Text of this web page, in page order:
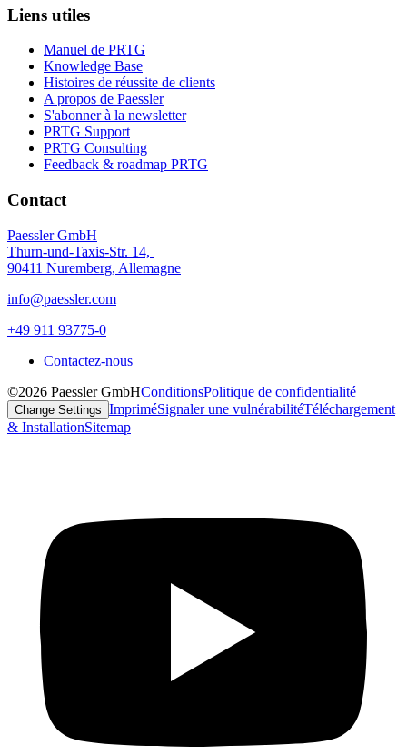
Liens utiles
Manuel de PRTG
Knowledge Base
Histoires de réussite de clients
A propos de Paessler
S'abonner à la newsletter
PRTG Support
PRTG Consulting
Feedback & roadmap PRTG
Contact
Paessler GmbH
Thurn-und-Taxis-Str. 14,
90411 Nuremberg, Allemagne
info@paessler.com
+49 911 93775-0
Contactez-nous
©2026 Paessler GmbHConditionsPolitique de confidentialité
Change Settings ImpriméSignaler une vulnérabilitéTéléchargement
& InstallationSitemap